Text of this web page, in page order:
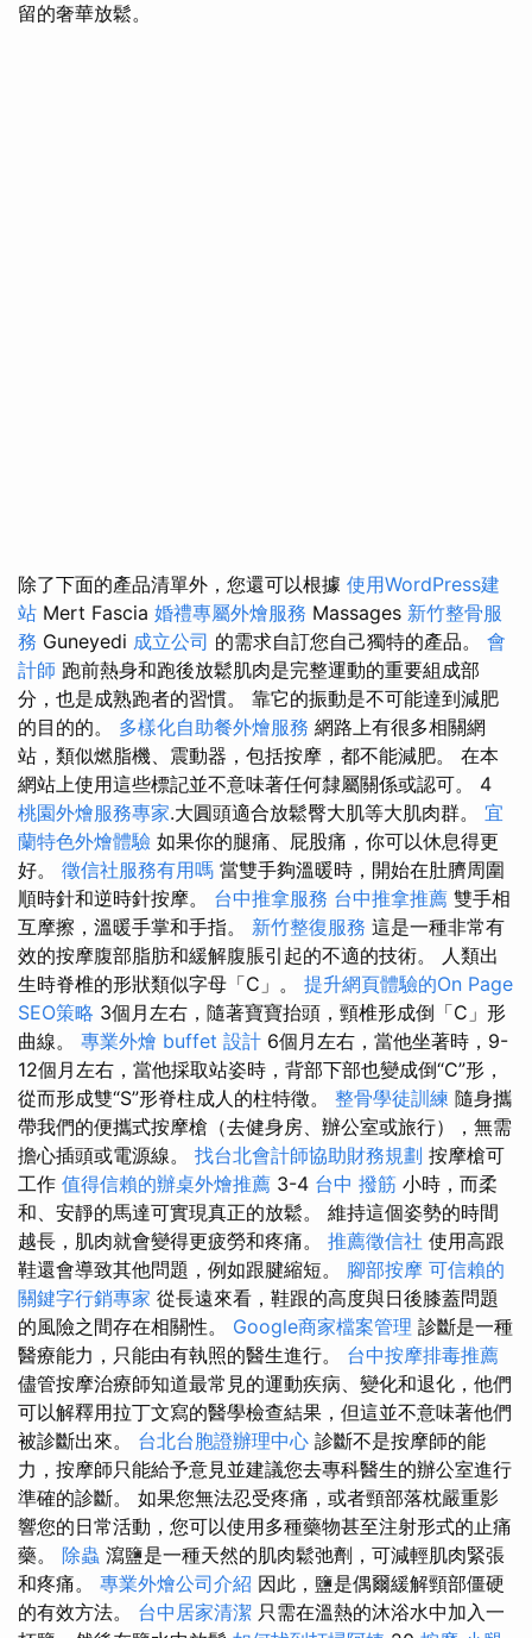
留的奢華放鬆。
除了下面的產品清單外，您還可以根據 使用WordPress建
站 Mert Fascia 婚禮專屬外燴服務 Massages 新竹整骨服
務 Guneyedi 成立公司 的需求自訂您自己獨特的產品。 會
計師 跑前熱身和跑後放鬆肌肉是完整運動的重要組成部
分，也是成熟跑者的習慣。 靠它的振動是不可能達到減肥
的目的的。 多樣化自助餐外燴服務 網路上有很多相關網
站，類似燃脂機、震動器，包括按摩，都不能減肥。 在本
網站上使用這些標記並不意味著任何隸屬關係或認可。 4
桃園外燴服務專家.大圓頭適合放鬆臀大肌等大肌肉群。 宜
蘭特色外燴體驗 如果你的腿痛、屁股痛，你可以休息得更
好。 徵信社服務有用嗎 當雙手夠溫暖時，開始在肚臍周圍
順時針和逆時針按摩。 台中推拿服務 台中推拿推薦 雙手相
互摩擦，溫暖手掌和手指。 新竹整復服務 這是一種非常有
效的按摩腹部脂肪和緩解腹脹引起的不適的技術。 人類出
生時脊椎的形狀類似字母「C」。 提升網頁體驗的On Page
SEO策略 3個月左右，隨著寶寶抬頭，頸椎形成倒「C」形
曲線。 專業外燴 buffet 設計 6個月左右，當他坐著時，9-
12個月左右，當他採取站姿時，背部下部也變成倒“C”形，
從而形成雙“S”形脊柱成人的柱特徵。 整骨學徒訓練 隨身攜
帶我們的便攜式按摩槍（去健身房、辦公室或旅行），無需
擔心插頭或電源線。 找台北會計師協助財務規劃 按摩槍可
工作 值得信賴的辦桌外燴推薦 3-4 台中 撥筋 小時，而柔
和、安靜的馬達可實現真正的放鬆。 維持這個姿勢的時間
越長，肌肉就會變得更疲勞和疼痛。 推薦徵信社 使用高跟
鞋還會導致其他問題，例如跟腱縮短。 腳部按摩 可信賴的
關鍵字行銷專家 從長遠來看，鞋跟的高度與日後膝蓋問題
的風險之間存在相關性。 Google商家檔案管理 診斷是一種
醫療能力，只能由有執照的醫生進行。 台中按摩排毒推薦
儘管按摩治療師知道最常見的運動疾病、變化和退化，他們
可以解釋用拉丁文寫的醫學檢查結果，但這並不意味著他們
被診斷出來。 台北台胞證辦理中心 診斷不是按摩師的能
力，按摩師只能給予意見並建議您去專科醫生的辦公室進行
準確的診斷。 如果您無法忍受疼痛，或者頸部落枕嚴重影
響您的日常活動，您可以使用多種藥物甚至注射形式的止痛
藥。 除蟲 瀉鹽是一種天然的肌肉鬆弛劑，可減輕肌肉緊張
和疼痛。 專業外燴公司介紹 因此，鹽是偶爾緩解頸部僵硬
的有效方法。 台中居家清潔 只需在溫熱的沐浴水中加入一